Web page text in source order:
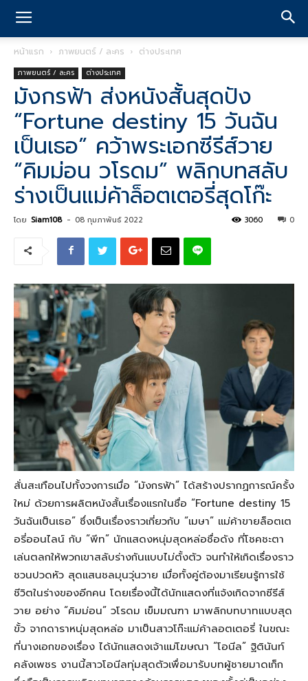
หน้าแรก ภาพยนตร์ / ละคร ต่างประเทศ
ภาพยนตร์ / ละคร ต่างประเทศ
มังกรฟ้า ส่งหนังสั้นสุดปัง
“Fortune destiny 15 วันฉัน
เป็นเธอ” คว้าพระเอกซีรีส์วาย
“คิมม่อน วโรดม” พลิกบทสลับ
ร่างเป็นแม่ค้าล็อตเตอรี่สุดโก๊ะ
โดย Siam108 - 08 กุมภาพันธ์ 2022 0
3060
ใหม่ ด้วยการผลิตหนังสั้นเรื่องเเรกในชื่อ “Fortune destiny 15
วันฉันเป็นเธอ” ซึ่งเป็นเรื่องราวเกี่ยวกับ “เมษา” เเม่ค้าขายล็อตเต
อรี่ออนไลน์ กับ “พีท” นักเเสดงหนุ่มสุดหล่อชื่อดัง ที่โชคชะตา
เล่นตลกให้พวกเขาสลับร่างกันเเบบไม่ตั้งตัว จนทำให้เกิดเรื่องราว
ชวนปวดหัว สุดเเสนชลมุนวุ่นวาย เมื่อทั้งคู่ต้องมาเรียนรู้การใช้
ชีวิตในร่างของอีกคน โดยเรื่องนี้ได้นักเเสดงที่เเจ้งเกิดจากซีรีส์
วาย อย่าง “คิมม่อน” วโรดม เข็มมณฑา มาพลิกบทบาทเเบบสุด
ขั้ว จากดาราหนุ่มสุดหล่อ มาเป็นสาวโก๊ะเเม่ค้าลอตเตอรี่ ในขณะ
ที่นางเอกของเรื่อง ได้นักเเสดงเจ้าเเม่โฆษณา “โอนีล” ฐิตินันท์
คลังเพชร งานนี้สาวโอนีลทุ่มสุดตัวเพื่อมารับบทผู้ชายมาดเก็ก